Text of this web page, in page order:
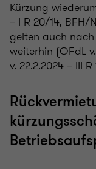
Kürzung
– I R 20/14, BFH/
gelten auch
weiterhin (OFdL
v. 22.2.2024 – III